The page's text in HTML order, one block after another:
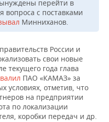
перейти в
с поставками
Минниханов.
России и
свои новые
текущего года глава
ПАО «КАМАЗ» за
условиях, отметив, что
на предприятии
по локализации
коробки передач и др.